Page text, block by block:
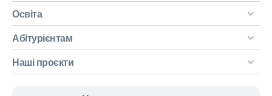
Освіта
Абітурієнтам
Наші проєкти